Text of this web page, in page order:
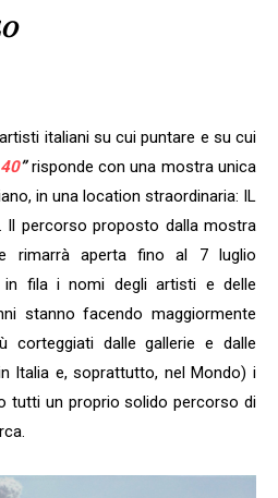
italiani su cui puntare e su cui
”risponde con una mostra unica
in una location straordinaria: IL
Il percorso proposto dalla mostra
rimarrà aperta fino al 7 luglio
in fila i nomi degli artisti e delle
stanno facendo maggiormente
corteggiati dalle gallerie e dalle
Italia e, soprattutto, nel Mondo) i
tutti un proprio solido percorso di